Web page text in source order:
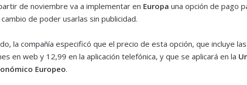
de noviembre va a implementar en Europa una opción de pago
cambio de poder usarlas sin publicidad.
la compañía especificó que el precio de esta opción, que incluye
en web y 12,99 en la aplicación telefónica, y que se aplicará en la
Europeo.